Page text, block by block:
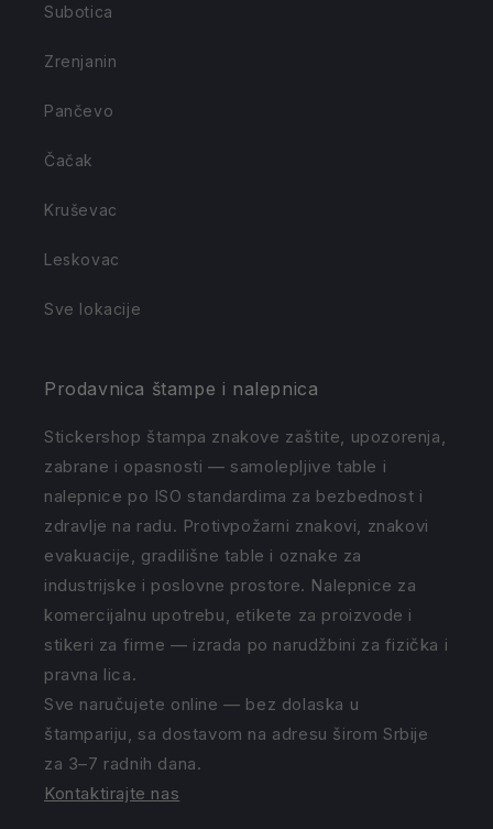
Subotica
Zrenjanin
Pančevo
Čačak
Kruševac
Leskovac
Sve lokacije
Prodavnica štampe i nalepnica
Stickershop štampa znakove zaštite, upozorenja,
zabrane i opasnosti — samolepljive table i
nalepnice po ISO standardima za bezbednost i
zdravlje na radu. Protivpožarni znakovi, znakovi
evakuacije, gradilišne table i oznake za
industrijske i poslovne prostore. Nalepnice za
komercijalnu upotrebu, etikete za proizvode i
stikeri za firme — izrada po narudžbini za fizička i
pravna lica.
Sve naručujete online — bez dolaska u
štampariju, sa dostavom na adresu širom Srbije
za 3–7 radnih dana.
Kontaktirajte nas